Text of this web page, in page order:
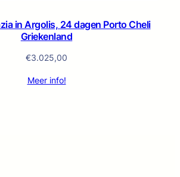
in Argolis, 24 dagen Porto Cheli
Griekenland
€3.025,00
Meer info!